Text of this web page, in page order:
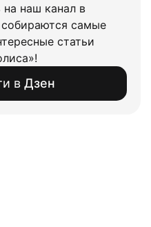
наш канал в
собираются самые
статьи
в Дзен